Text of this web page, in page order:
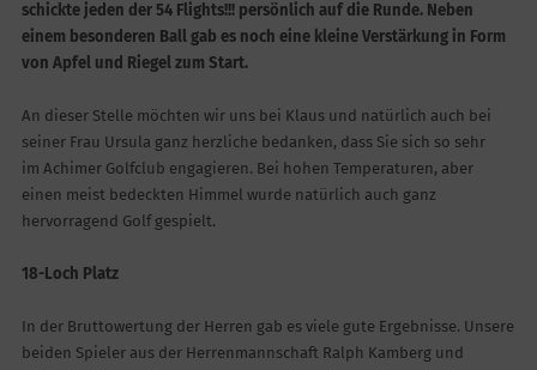
schickte jeden der 54 Flights!!! persönlich auf die Runde. Neben
einem besonderen Ball gab es noch eine kleine Verstärkung in Form
von Apfel und Riegel zum Start.
An dieser Stelle möchten wir uns bei Klaus und natürlich auch bei
seiner Frau Ursula ganz herzliche bedanken, dass Sie sich so sehr
im Achimer Golfclub engagieren. Bei hohen Temperaturen, aber
einen meist bedeckten Himmel wurde natürlich auch ganz
hervorragend Golf gespielt.
18-Loch Platz
In der Bruttowertung der Herren gab es viele gute Ergebnisse. Unsere
beiden Spieler aus der Herrenmannschaft Ralph Kamberg und